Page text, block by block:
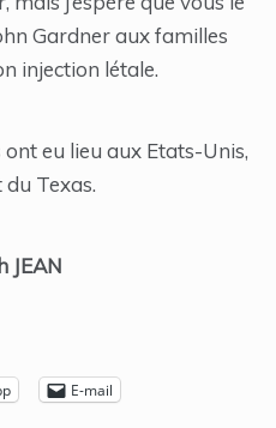
Gardner aux familles
injection létale.
ont eu lieu aux Etats-Unis,
Texas.
JEAN
E-mail